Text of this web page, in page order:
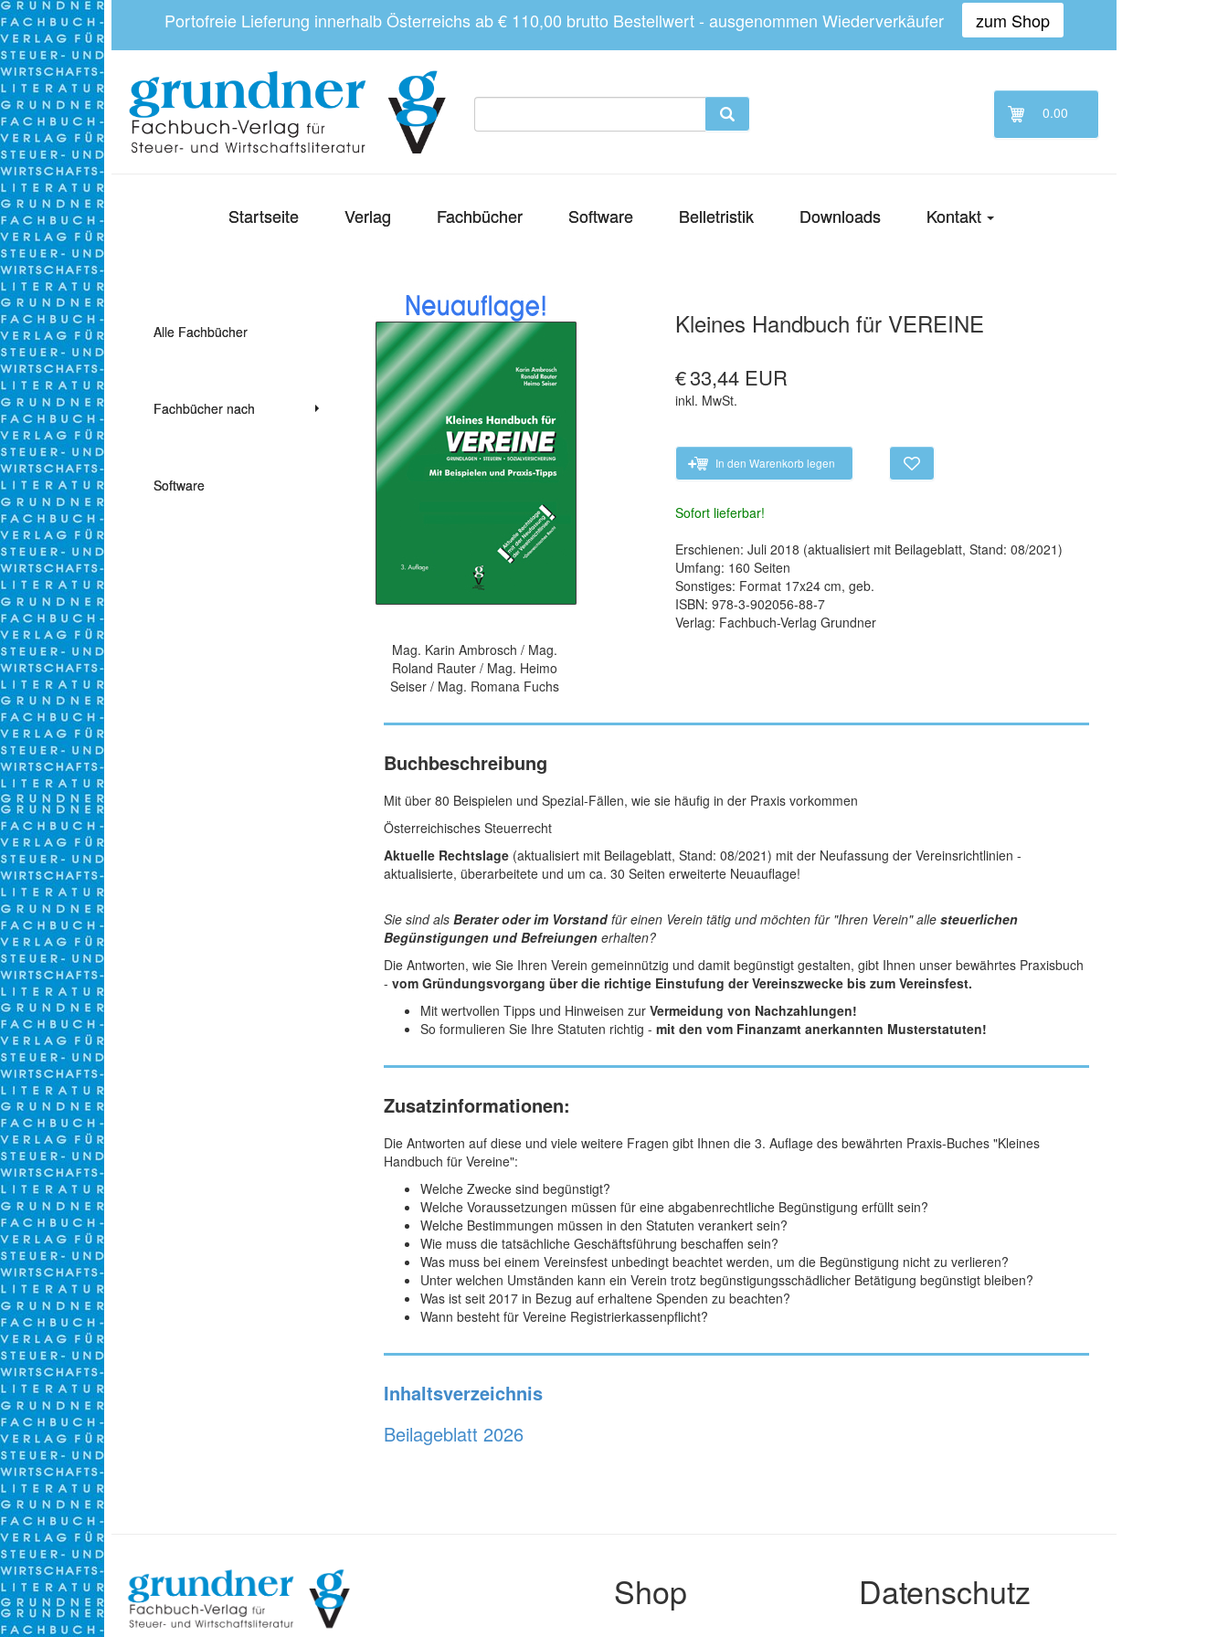
Portofreie Lieferung innerhalb Österreichs ab € 110,00 brutto Bestellwert - ausgenommen Wiederverkäufer zum Shop
0.00
Startseite Verlag Fachbücher Software Belletristik Downloads Kontakt
Alle Fachbücher
Fachbücher nach
Themen
Software
Kleines Handbuch für VEREINE
€33,44 EUR
inkl. MwSt.
In den Warenkorb legen
Sofort lieferbar!
Erschienen: Juli 2018 (aktualisiert mit Beilageblatt, Stand: 08/2021)
Umfang: 160 Seiten
Sonstiges: Format 17x24 cm, geb.
ISBN: 978-3-902056-88-7
Verlag: Fachbuch-Verlag Grundner
Mag. Karin Ambrosch / Mag.
Roland Rauter / Mag. Heimo
Seiser / Mag. Romana Fuchs
Buchbeschreibung
Mit über 80 Beispielen und Spezial-Fällen, wie sie häufig in der Praxis vorkommen
Österreichisches Steuerrecht
Aktuelle Rechtslage(aktualisiert mit Beilageblatt, Stand: 08/2021) mit der Neufassung der Vereinsrichtlinien -
aktualisierte, überarbeitete und um ca. 30 Seiten erweiterte Neuauflage!
Sie sind als Berater oder im Vorstandfür einen Verein tätig und möchten für "Ihren Verein" alle steuerlichen
Begünstigungen und Befreiungenerhalten?
Die Antworten, wie Sie Ihren Verein gemeinnützig und damit begünstigt gestalten, gibt Ihnen unser bewährtes Praxisbuch
- vom Gründungsvorgang über die richtige Einstufung der Vereinszwecke bis zum Vereinsfest.
Mit wertvollen Tipps und Hinweisen zur Vermeidung von Nachzahlungen!
So formulieren Sie Ihre Statuten richtig - mit den vom Finanzamt anerkannten Musterstatuten!
Zusatzinformationen:
Die Antworten auf diese und viele weitere Fragen gibt Ihnen die 3. Auflage des bewährten Praxis-Buches "Kleines
Handbuch für Vereine":
Welche Zwecke sind begünstigt?
Welche Voraussetzungen müssen für eine abgabenrechtliche Begünstigung erfüllt sein?
Welche Bestimmungen müssen in den Statuten verankert sein?
Wie muss die tatsächliche Geschäftsführung beschaffen sein?
Was muss bei einem Vereinsfest unbedingt beachtet werden, um die Begünstigung nicht zu verlieren?
Unter welchen Umständen kann ein Verein trotz begünstigungsschädlicher Betätigung begünstigt bleiben?
Was ist seit 2017 in Bezug auf erhaltene Spenden zu beachten?
Wann besteht für Vereine Registrierkassenpflicht?
Inhaltsverzeichnis
Beilageblatt 2026
Shop Datenschutz